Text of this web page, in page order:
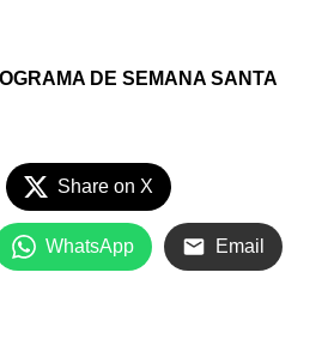
DE SEMANA SANTA
Share on X
WhatsApp Email